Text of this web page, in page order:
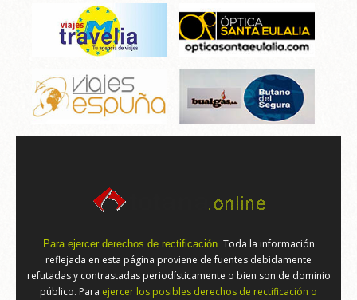
Para ejercer derechos de rectificación. Toda la información
reflejada en esta página proviene de fuentes debidamente
refutadas y contrastadas periodísticamente o bien son de dominio
público. Para ejercer los posibles derechos de rectificación o